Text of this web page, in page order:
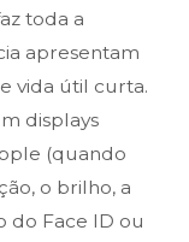
toda a
apresentam
vida útil curta.
displays
(quando
o brilho, a
do Face ID ou